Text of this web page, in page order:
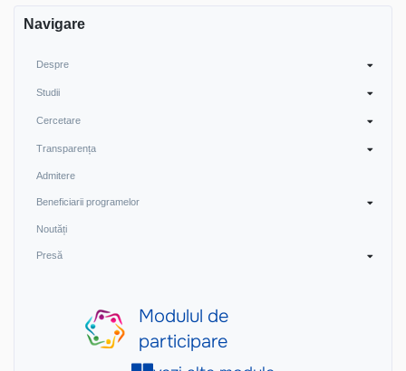
Navigare
Despre
Studii
Cercetare
Transparența
Admitere
Beneficiarii programelor
Noutăți
Presă